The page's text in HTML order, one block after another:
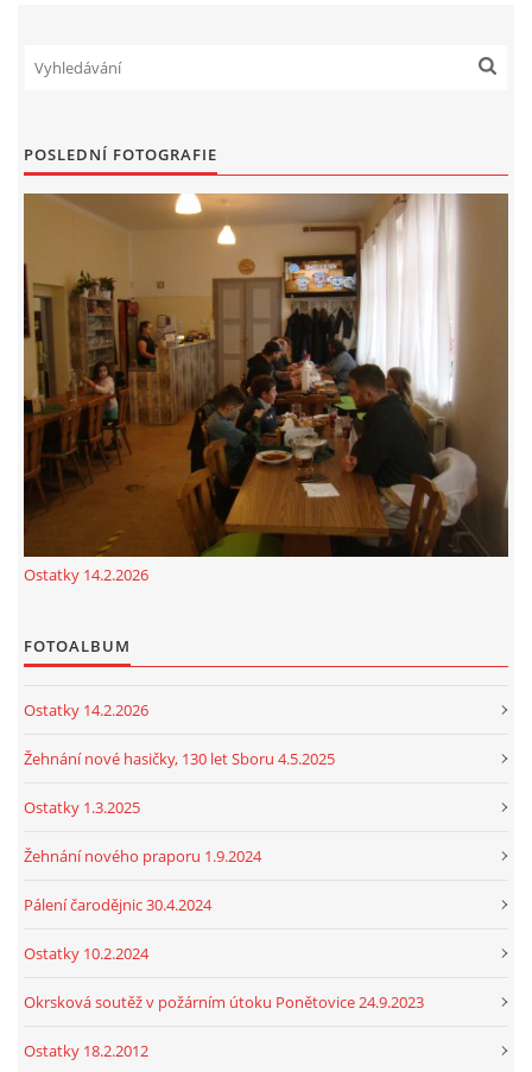
POSLEDNÍ FOTOGRAFIE
Ostatky 14.2.2026
FOTOALBUM
Ostatky 14.2.2026
Žehnání nové hasičky, 130 let Sboru 4.5.2025
Ostatky 1.3.2025
Žehnání nového praporu 1.9.2024
Pálení čarodějnic 30.4.2024
Ostatky 10.2.2024
Okrsková soutěž v požárním útoku Ponětovice 24.9.2023
Ostatky 18.2.2012